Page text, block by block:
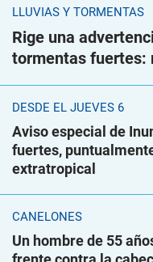
LLUVIAS Y TORMENTAS
Rige una
tormentas fuertes:
DESDE EL JUEVES 6
Aviso especial de
fuertes,
extratropical
CANELONES
Un hombre de 55